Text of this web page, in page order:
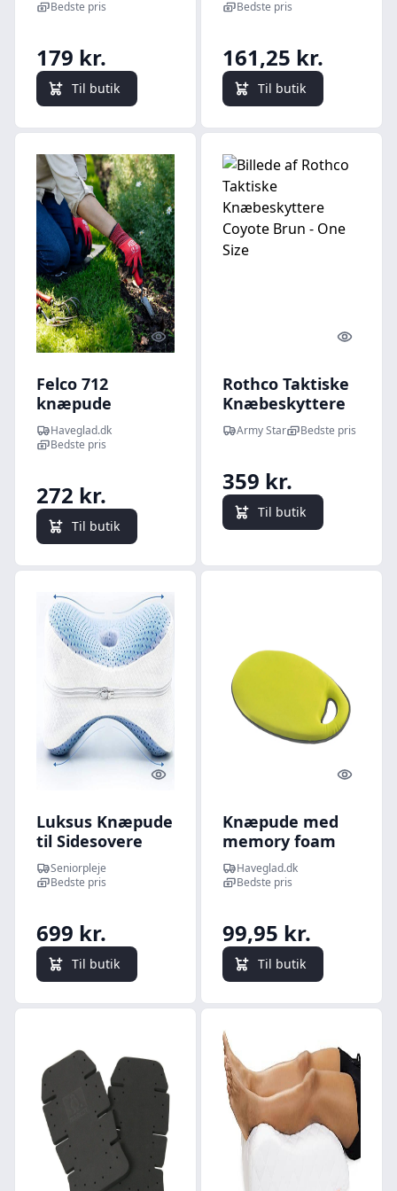
Bedste pris
179 kr.
Til butik
Arbejdstøj |
Bedste pris
161,25 kr.
Til butik
Quick look
Felco 712
knæpude
Haveglad.dk
Bedste pris
272 kr.
Til butik
Quick
Rothco Taktiske
Knæbeskyttere
Coyote Brun -
One Size
Army Star Bedste pris
359 kr.
Til butik
Quick look
Luksus Knæpude
til Sidesovere
Seniorpleje
Bedste pris
699 kr.
Til butik
Quick
Knæpude med
memory foam
Haveglad.dk
Bedste pris
99,95 kr.
Til butik